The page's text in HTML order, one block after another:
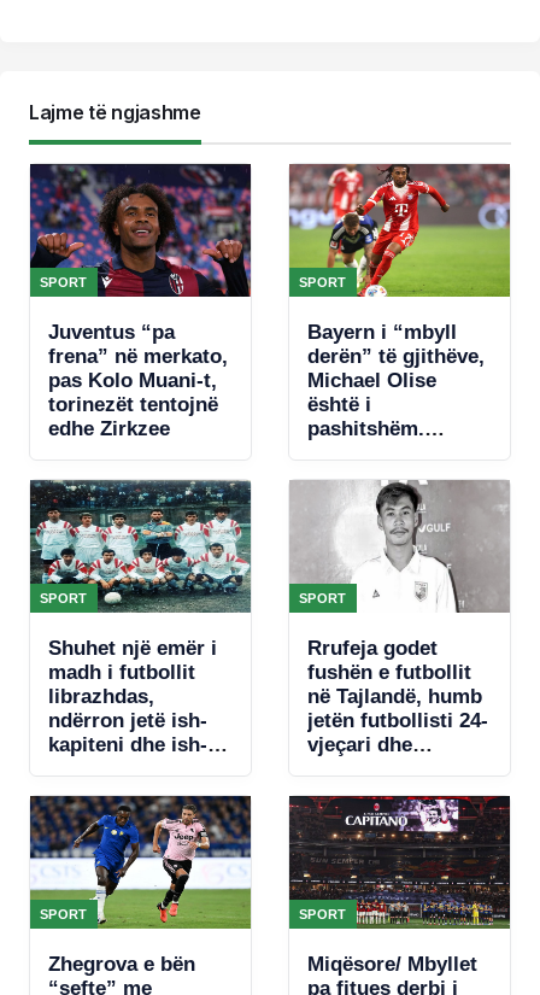
Lajme të ngjashme
SPORT
Juventus “pa
frena” në merkato,
pas Kolo Muani-t,
torinezët tentojnë
edhe Zirkzee
SPORT
Bayern i “mbyll
derën” të gjithëve,
Michael Olise
është i
pashitshëm.
piketojnë
zëvendësuesin e
francezit për të
ardhmen
SPORT
Shuhet një emër i
madh i futbollit
librazhdas,
ndërron jetë ish-
kapiteni dhe ish-
Besnik Çota
SPORT
Rrufeja godet
fushën e futbollit
në Tajlandë, humb
jetën futbollisti 24-
vjeçari dhe
SPORT
Zhegrova e bën
“sefte” me
SPORT
Miqësore/ Mbyllet
pa fitues derbi i